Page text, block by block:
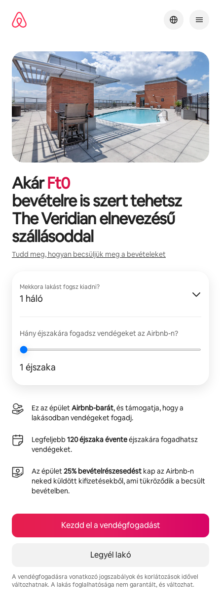
tartalomra
AkárFt0
bevételre is szert tehetsz
The Veridianelnevezésű
szállásoddal
Tudd meg, hogyan becsüljük meg a bevételeket
Mekkora lakást fogsz kiadni?
1 háló
Hány éjszakára fogadsz vendégeket az Airbnb-n?
1 éjszaka
Ez az épületAirbnb-barát, és támogatja, hogy a
lakásodban vendégeket fogadj.
Legfeljebb 120 éjszaka éventeéjszakára fogadhatsz
vendégeket.
Az épület25% bevételrészesedést kap az Airbnb-n
neked küldött kifizetésekből, ami tükröződik a becsült
bevételben.
Kezdd el a vendégfogadást
Legyél lakó
A vendégfogadásra vonatkozó jogszabályok és korlátozások idővel
változhatnak. A lakás foglalhatósága nem garantált, és változhat.